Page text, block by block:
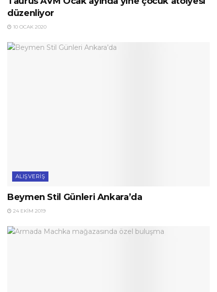
düzenliyor
10 OCAK 2020
ALIŞVERIŞ
Beymen Stil Günleri Ankara’da
24 EKIM 2019